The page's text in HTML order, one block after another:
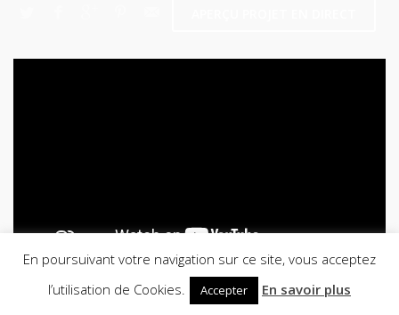
En poursuivant votre navigation sur ce site, vous acceptez
l’utilisation de Cookies.
Accepter En savoir plus